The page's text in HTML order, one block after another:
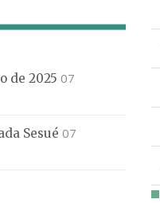
de 2025 07
Sesué 07